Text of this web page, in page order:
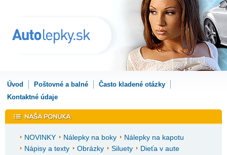
Úvod Poštovné a balné
Často kladené otázky
Kontaktné údaje
NOVINKY Nálepky na boky
Nálepky na kapotu
Nápisy a texty
Obrázky Siluety
Dieťa v aute